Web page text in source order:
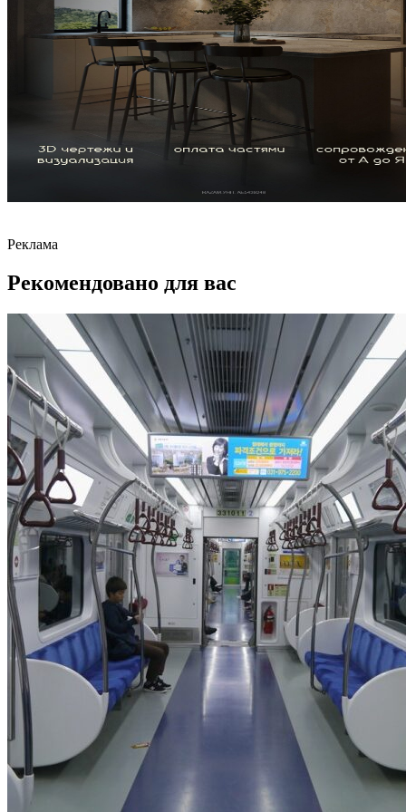
Реклама
Рекомендовано для вас